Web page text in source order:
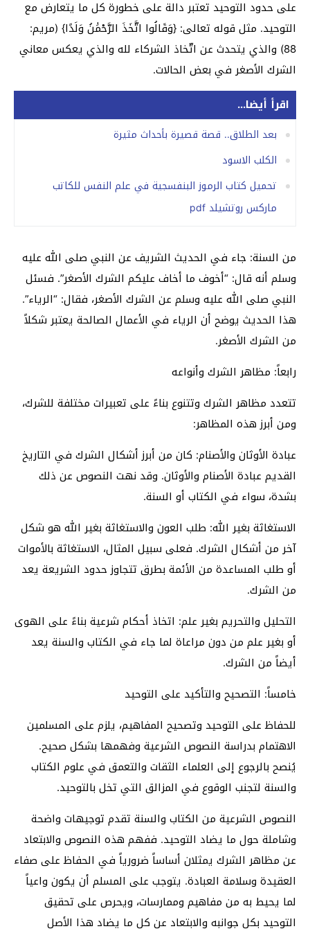
على حدود التوحيد تعتبر دالة على خطورة كل ما يتعارض مع
التوحيد. مثل قوله تعالى: {وَقَالُوا اتَّخَذَ الرَّحْمَٰنُ وَلَدًا} (مريم:
88) والذي يتحدث عن اتّخاذ الشركاء لله والذي يعكس معاني
الشرك الأصغر في بعض الحالات.
اقرأ أيضا...
بعد الطلاق.. قصة قصيرة بأحداث مثيرة
الكلب الاسود
تحميل كتاب الرموز البنفسجية في علم النفس للكاتب
ماركس روتشيلد pdf
من السنة: جاء في الحديث الشريف عن النبي صلى الله عليه
وسلم أنه قال: “أخوف ما أخاف عليكم الشرك الأصغر”. فسئل
النبي صلى الله عليه وسلم عن الشرك الأصغر، فقال: “الرياء”.
هذا الحديث يوضح أن الرياء في الأعمال الصالحة يعتبر شكلاً
من الشرك الأصغر.
رابعاً: مظاهر الشرك وأنواعه
تتعدد مظاهر الشرك وتتنوع بناءً على تعبيرات مختلفة للشرك،
ومن أبرز هذه المظاهر:
عبادة الأوثان والأصنام: كان من أبرز أشكال الشرك في التاريخ
القديم عبادة الأصنام والأوثان. وقد نهت النصوص عن ذلك
بشدة، سواء في الكتاب أو السنة.
الاستغاثة بغير الله: طلب العون والاستغاثة بغير الله هو شكل
آخر من أشكال الشرك. فعلى سبيل المثال، الاستغاثة بالأموات
أو طلب المساعدة من الأئمة بطرق تتجاوز حدود الشريعة يعد
من الشرك.
التحليل والتحريم بغير علم: اتخاذ أحكام شرعية بناءً على الهوى
أو بغير علم من دون مراعاة لما جاء في الكتاب والسنة يعد
أيضاً من الشرك.
خامساً: التصحيح والتأكيد على التوحيد
للحفاظ على التوحيد وتصحيح المفاهيم، يلزم على المسلمين
الاهتمام بدراسة النصوص الشرعية وفهمها بشكل صحيح.
يُنصح بالرجوع إلى العلماء الثقات والتعمق في علوم الكتاب
والسنة لتجنب الوقوع في المزالق التي تخل بالتوحيد.
النصوص الشرعية من الكتاب والسنة تقدم توجيهات واضحة
وشاملة حول ما يضاد التوحيد. ففهم هذه النصوص والابتعاد
عن مظاهر الشرك يمثلان أساساً ضرورياً في الحفاظ على صفاء
العقيدة وسلامة العبادة. يتوجب على المسلم أن يكون واعياً
لما يحيط به من مفاهيم وممارسات، ويحرص على تحقيق
التوحيد بكل جوانبه والابتعاد عن كل ما يضاد هذا الأصل